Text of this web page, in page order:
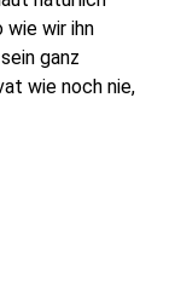
wie wir ihn
ganz
wie noch nie,